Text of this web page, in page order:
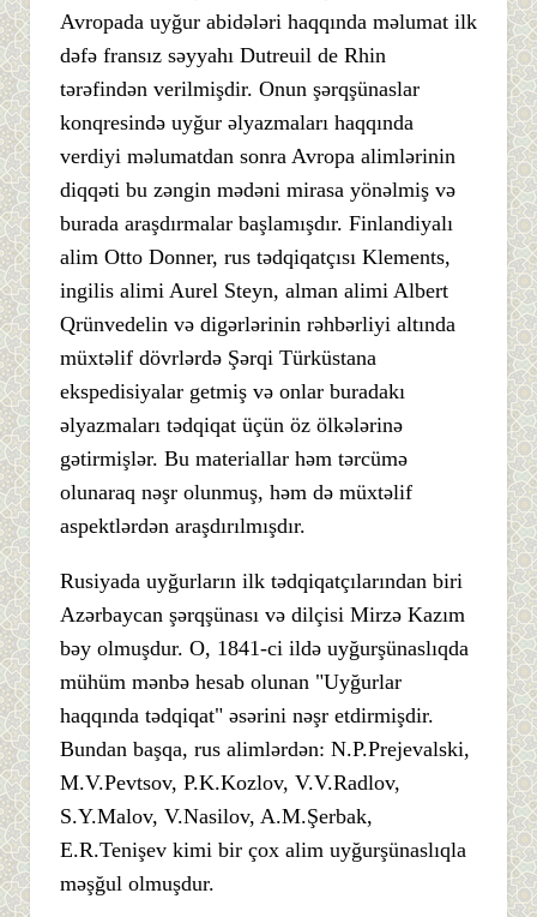
Avropada uyğur abidələri haqqında məlumat ilk
dəfə fransız səyyahı Dutreuil de Rhin
tərəfindən verilmişdir. Onun şərqşünaslar
konqresində uyğur əlyazmaları haqqında
verdiyi məlumatdan sonra Avropa alimlərinin
diqqəti bu zəngin mədəni mirasa yönəlmiş və
burada araşdırmalar başlamışdır. Finlandiyalı
alim Otto Donner, rus tədqiqatçısı Klements,
ingilis alimi Aurel Steyn, alman alimi Albert
Qrünvedelin və digərlərinin rəhbərliyi altında
müxtəlif dövrlərdə Şərqi Türküstana
ekspedisiyalar getmiş və onlar buradakı
əlyazmaları tədqiqat üçün öz ölkələrinə
gətirmişlər. Bu materiallar həm tərcümə
olunaraq nəşr olunmuş, həm də müxtəlif
aspektlərdən araşdırılmışdır.
Rusiyada uyğurların ilk tədqiqatçılarından biri
Azərbaycan şərqşünası və dilçisi Mirzə Kazım
bəy olmuşdur. O, 1841-ci ildə uyğurşünaslıqda
mühüm mənbə hesab olunan "Uyğurlar
haqqında tədqiqat" əsərini nəşr etdirmişdir.
Bundan başqa, rus alimlərdən: N.P.Prejevalski,
M.V.Pevtsov, P.K.Kozlov, V.V.Radlov,
S.Y.Malov, V.Nasilov, A.M.Şerbak,
E.R.Tenişev kimi bir çox alim uyğurşünaslıqla
məşğul olmuşdur.